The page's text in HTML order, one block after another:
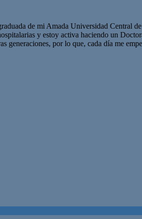
de mi Amada Universidad Central
y estoy activa haciendo un
generaciones, por lo que, cada día me